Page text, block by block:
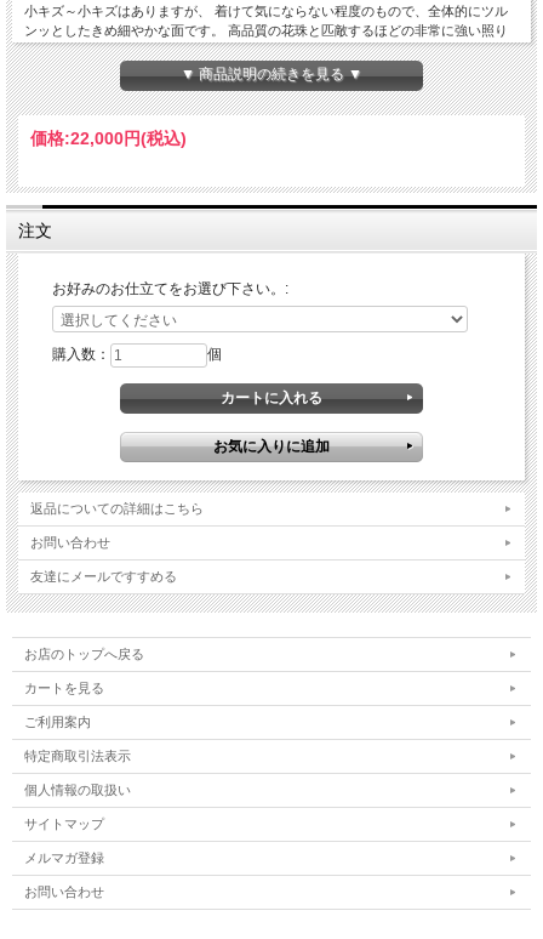
小キズ～小キズはありますが、 着けて気にならない程度のもので、全体的にツル
ンッとしたきめ細やかな面です。 高品質の花珠と匹敵するほどの非常に強い照り
に加えて、透き通るように綺麗な干渉色も確認できます。 アコヤ本真珠特有のほ
んのりとした温かみが伝わってきますよ♪ 永く大切に使いたいとお考えの方…、 高
品質のピアスを大切な人へのお贈り物やプレゼントとしてお考えの方にもオススメ
です。 ピアス枠は芯の太さが0.7mmのしっかりとした枠を使用致します。(キャッ
チ：K14WG入りシリコン) 。 ケースに入れて宅配便(送料無料)にてお届け致しま
す。
【真珠の色】ホワイトピンク～クリーム系
【真珠の形】ラウンド
【真珠の大きさ】約 7.5mm-8.0mm
【真珠のグレード】
■巻き： 厚い★☆☆☆☆薄い(厚い)
【金具・材質】18金(K18)/14金ホワイトゴールド(K14WG): キャッチ(K18/K14WG
シリコンダブルキャッチ)
【サイズ】ポスト芯：
0.65mm、長さ：10.8mm
▼ 商品説明の続きを見る ▼
価格:22,000円(税込)
注文
お好みのお仕立てをお選び下さい。:
購入数： 個
返品についての詳細はこちら
お問い合わせ
友達にメールですすめる
お店のトップへ戻る
カートを見る
ご利用案内
特定商取引法表示
個人情報の取扱い
サイトマップ
メルマガ登録
お問い合わせ